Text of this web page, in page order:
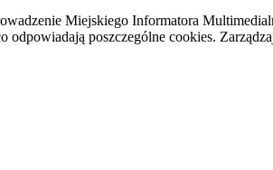
Miejskiego Informatora
odpowiadają poszczególne cookies.